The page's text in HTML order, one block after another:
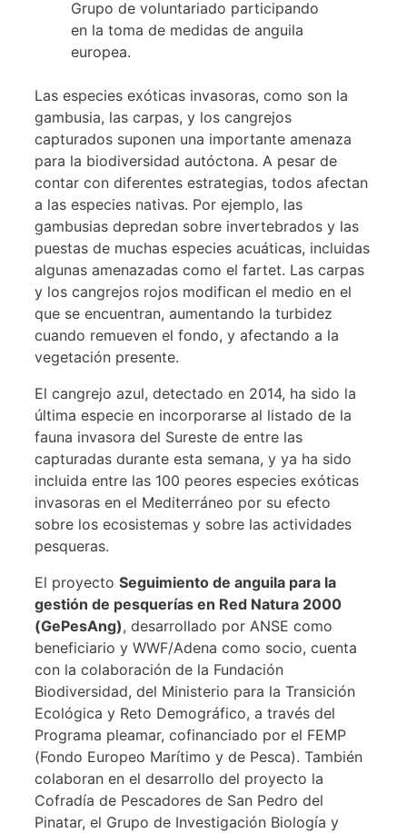
Grupo de voluntariado participando
en la toma de medidas de anguila
europea.
Las especies exóticas invasoras, como son la
gambusia, las carpas, y los cangrejos
capturados suponen una importante amenaza
para la biodiversidad autóctona. A pesar de
contar con diferentes estrategias, todos afectan
a las especies nativas. Por ejemplo, las
gambusias depredan sobre invertebrados y las
puestas de muchas especies acuáticas, incluidas
algunas amenazadas como el fartet. Las carpas
y los cangrejos rojos modifican el medio en el
que se encuentran, aumentando la turbidez
cuando remueven el fondo, y afectando a la
vegetación presente.
El cangrejo azul, detectado en 2014, ha sido la
última especie en incorporarse al listado de la
fauna invasora del Sureste de entre las
capturadas durante esta semana, y ya ha sido
incluida entre las 100 peores especies exóticas
invasoras en el Mediterráneo por su efecto
sobre los ecosistemas y sobre las actividades
pesqueras.
El proyecto Seguimiento de anguila para la
gestión de pesquerías en Red Natura 2000
(GePesAng), desarrollado por ANSE como
beneficiario y WWF/Adena como socio, cuenta
con la colaboración de la Fundación
Biodiversidad, del Ministerio para la Transición
Ecológica y Reto Demográfico, a través del
Programa pleamar, cofinanciado por el FEMP
(Fondo Europeo Marítimo y de Pesca). También
colaboran en el desarrollo del proyecto la
Cofradía de Pescadores de San Pedro del
Pinatar, el Grupo de Investigación Biología y